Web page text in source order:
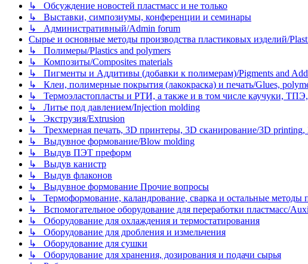
↳ Обсуждение новостей пластмасс и не только
↳ Выставки, симпозиумы, конференции и семинары
↳ Административный/Admin forum
Сырье и основные методы производства пластиковых изделий/
↳ Полимеры/Plastics and polymers
↳ Композиты/Сomposites materials
↳ Пигменты и Аддитивы (добавки к полимерам)/Pigments and
↳ Клеи, полимерные покрытия (лакокраска) и печать/Glues,
↳ Термоэластопласты и РТИ, а также и в том числе каучуки, ТПЭ,
↳ Литье под давлением/Injection molding
↳ Экструзия/Extrusion
↳ Трехмерная печать, 3D принтеры, 3D сканирование/3D printing,
↳ Выдувное формование/Blow molding
↳ Выдув ПЭТ преформ
↳ Выдув канистр
↳ Выдув флаконов
↳ Выдувное формование Прочие вопросы
↳ Термоформование, каландрование, сварка и остальные методы
↳ Вспомогательное оборудование для переработки пластмасс/
↳ Оборудование для охлаждения и термостатирования
↳ Оборудование для дробления и измельчения
↳ Оборудование для сушки
↳ Оборудование для хранения, дозирования и подачи сырья